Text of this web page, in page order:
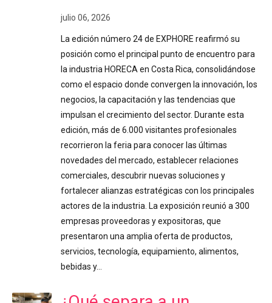
julio 06, 2026
La edición número 24 de EXPHORE reafirmó su
posición como el principal punto de encuentro para
la industria HORECA en Costa Rica, consolidándose
como el espacio donde convergen la innovación, los
negocios, la capacitación y las tendencias que
impulsan el crecimiento del sector. Durante esta
edición, más de 6.000 visitantes profesionales
recorrieron la feria para conocer las últimas
novedades del mercado, establecer relaciones
comerciales, descubrir nuevas soluciones y
fortalecer alianzas estratégicas con los principales
actores de la industria. La exposición reunió a 300
empresas proveedoras y expositoras, que
presentaron una amplia oferta de productos,
servicios, tecnología, equipamiento, alimentos,
bebidas y…